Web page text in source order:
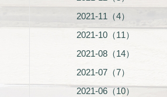
2021-11（4）
2021-10（11）
2021-08（14）
2021-07（7）
2021-06（10）